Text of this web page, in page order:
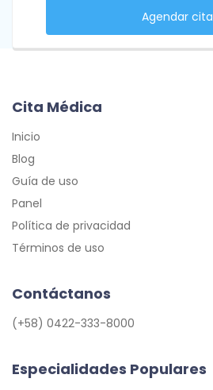
Agendar cita
Cita Médica
Inicio
Blog
Guía de uso
Panel
Política de privacidad
Términos de uso
Contáctanos
(+58) 0422-333-8000
Especialidades Populares